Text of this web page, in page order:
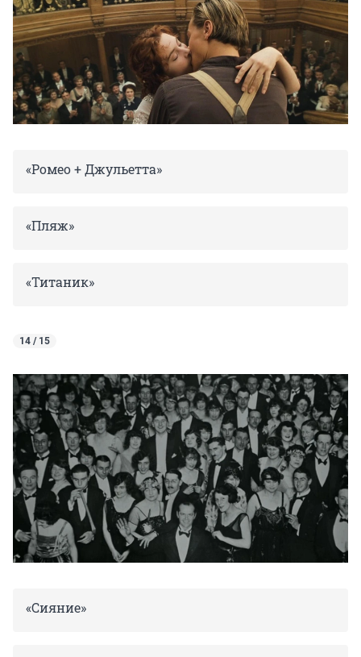
«Ромео + Джульетта»
«Пляж»
«Титаник»
14 / 15
«Сияние»